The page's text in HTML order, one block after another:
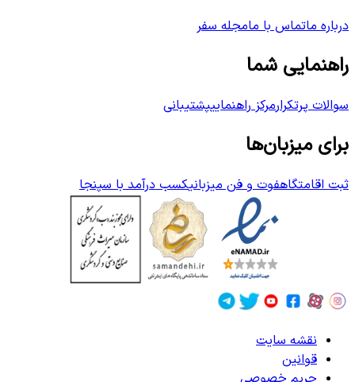
درباره ماتماس با مامجله سفر
راهنمایی شما
سوالات پرتکرارمرکز راهنماییپشتیبانی
برای میزبان‌ها
ثبت اقامتگاهفوت و فن میزبانیکسب درآمد با سپنجا
نقشه سایت
قوانین